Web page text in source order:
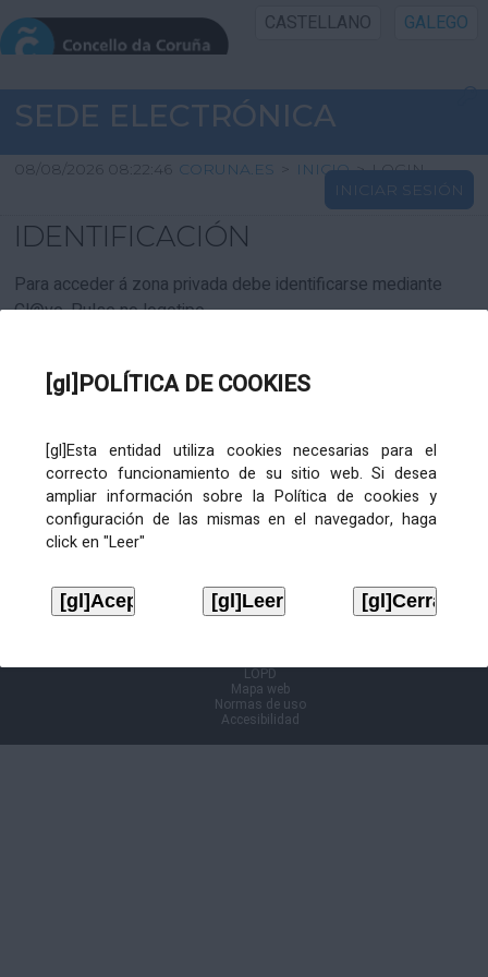
[gl]POLÍTICA DE COOKIES
[gl]Esta entidad utiliza cookies necesarias para el
correcto funcionamiento de su sitio web. Si desea
ampliar información sobre la Política de cookies y
configuración de las mismas en el navegador, haga
click en "Leer"
CASTELLANO GALEGO
INICIO SEDE
INICIO
INFORMACIÓN PÚBLICA
CARTAFOL CIDADÁN
SEDE ELECTRÓNICA
08/08/2026 08:22:46 CORUNA.ES > INICIO > LOGIN
INICIAR SESIÓN
IDENTIFICACIÓN
Para acceder á zona privada debe identificarse mediante
Cl@ve. Pulse no logotipo
LOPD
Mapa web
Normas de uso
Accesibilidad